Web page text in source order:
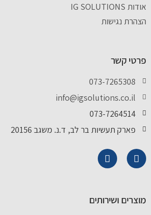
אודות IG SOLUTIONS
הצהרת נגישות
פרטי קשר
073-7265308
info@igsolutions.co.il
073-7264514
פארק תעשיות בר לב, ד.נ. משגב 20156
מוצרים ושירותים